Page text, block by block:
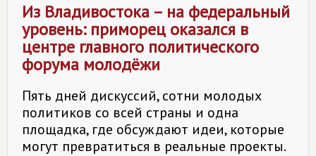
Из Владивостока – на федеральный
уровень: приморец оказался в
центре главного политического
форума молодёжи
Пять дней дискуссий, сотни молодых
политиков со всей страны и одна
площадка, где обсуждают идеи, которые
могут превратиться в реальные проекты.